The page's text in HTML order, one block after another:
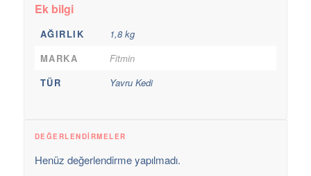
Ek bilgi
AĞIRLIK
1,8 kg
MARKA
Fitmin
TÜR
Yavru Kedi
DEĞERLENDIRMELER
Henüz değerlendirme yapılmadı.